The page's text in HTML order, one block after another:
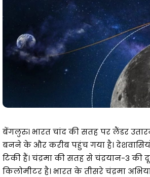
बेंगलुरु। भारत चांद की सतह पर लैंडर
बनने के और करीब पहुंच गया है।
टिकी हैं। चंद्रमा की सतह से चंद्रयान-3 की
किलोमीटर है। भारत के तीसरे चंद्रमा